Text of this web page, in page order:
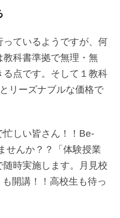
ているようですが、何
科書準拠で無理・無
点です。そして１教科
リーズナブルな価格で
しい皆さん！！Be-
せんか？？「体験授業
随時実施します。月見校
開講！！高校生も待っ